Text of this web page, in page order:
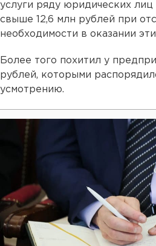
услуги ряду юридических
свыше 12,6 млн рублей при
необходимости в оказании
Более того похитил у
рублей, которыми
усмотрению.